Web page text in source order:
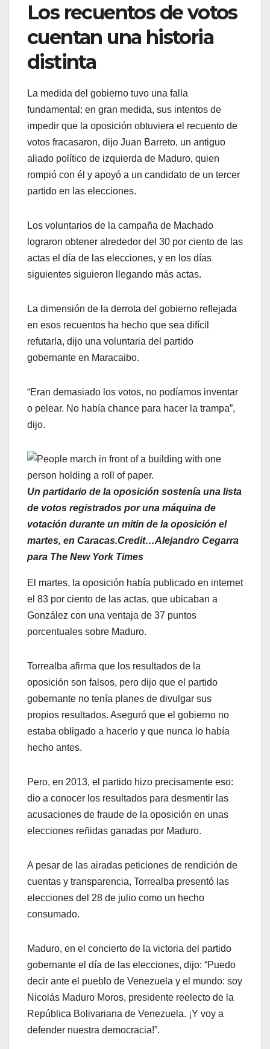
Los recuentos de votos
cuentan una historia
distinta
La medida del gobierno tuvo una falla
fundamental: en gran medida, sus intentos de
impedir que la oposición obtuviera el recuento de
votos fracasaron, dijo Juan Barreto, un antiguo
aliado político de izquierda de Maduro, quien
rompió con él y apoyó a un candidato de un tercer
partido en las elecciones.
Los voluntarios de la campaña de Machado
lograron obtener alrededor del 30 por ciento de las
actas el día de las elecciones, y en los días
siguientes siguieron llegando más actas.
La dimensión de la derrota del gobierno reflejada
en esos recuentos ha hecho que sea difícil
refutarla, dijo una voluntaria del partido
gobernante en Maracaibo.
“Eran demasiado los votos, no podíamos inventar
o pelear. No había chance para hacer la trampa”,
dijo.
Un partidario de la oposición sostenía una lista
de votos registrados por una máquina de
votación durante un mitin de la oposición el
martes, en Caracas.Credit…Alejandro Cegarra
para The New York Times
El martes, la oposición había publicado en internet
el 83 por ciento de las actas, que ubicaban a
González con una ventaja de 37 puntos
porcentuales sobre Maduro.
Torrealba afirma que los resultados de la
oposición son falsos, pero dijo que el partido
gobernante no tenía planes de divulgar sus
propios resultados. Aseguró que el gobierno no
estaba obligado a hacerlo y que nunca lo había
hecho antes.
Pero, en 2013, el partido hizo precisamente eso:
dio a conocer los resultados para desmentir las
acusaciones de fraude de la oposición en unas
elecciones reñidas ganadas por Maduro.
A pesar de las airadas peticiones de rendición de
cuentas y transparencia, Torrealba presentó las
elecciones del 28 de julio como un hecho
consumado.
Maduro, en el concierto de la victoria del partido
gobernante el día de las elecciones, dijo: “Puedo
decir ante el pueblo de Venezuela y el mundo: soy
Nicolás Maduro Moros, presidente reelecto de la
República Bolivariana de Venezuela. ¡Y voy a
defender nuestra democracia!”.